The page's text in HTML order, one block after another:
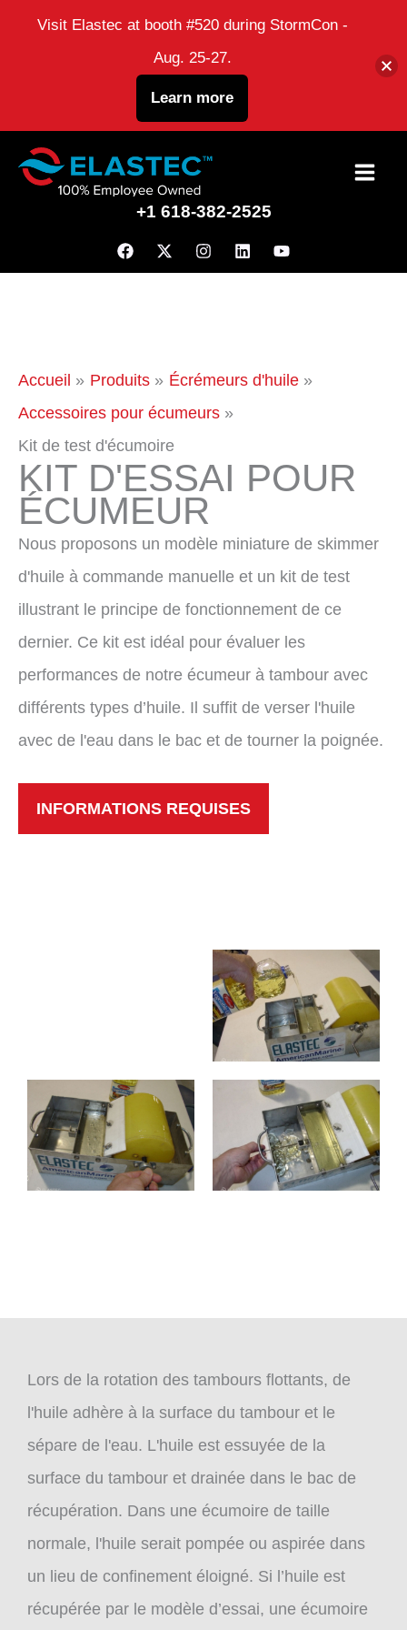
Passer
+1 618-382-2525
Accueil Produits
Écrémeurs d'huile
Accessoires pour écumeurs
Kit de test d'écumoire
KIT D'ESSAI POUR
ÉCUMEUR
Nous proposons un modèle miniature de skimmer
d'huile à commande manuelle et un kit de test
illustrant le principe de fonctionnement de ce
dernier. Ce kit est idéal pour évaluer les
performances de notre écumeur à tambour avec
différents types d’huile. Il suffit de verser l'huile
avec de l'eau dans le bac et de tourner la poignée.
INFORMATIONS REQUISES
Lors de la rotation des tambours flottants, de
l'huile adhère à la surface du tambour et le
sépare de l'eau. L'huile est essuyée de la
surface du tambour et drainée dans le bac de
récupération. Dans une écumoire de taille
normale, l'huile serait pompée ou aspirée dans
un lieu de confinement éloigné. Si l’huile est
récupérée par le modèle d’essai, une écumoire
Visit Elastec at booth #520 during StormCon -
Aug. 25-27.
Learn more